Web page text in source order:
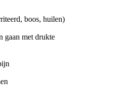
boos, huilen)
gaan met drukte